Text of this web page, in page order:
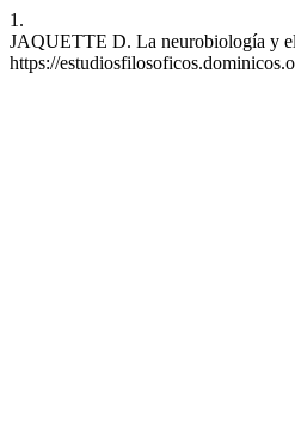
1.
JAQUETTE D. La neurobiología y
https://